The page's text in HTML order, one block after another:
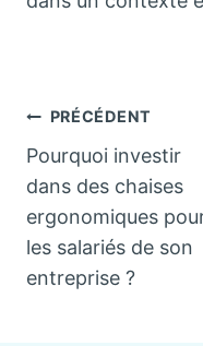
de
l’article
PRÉCÉDENT
Pourquoi investir
dans des chaises
ergonomiques
les salariés de son
entreprise ?